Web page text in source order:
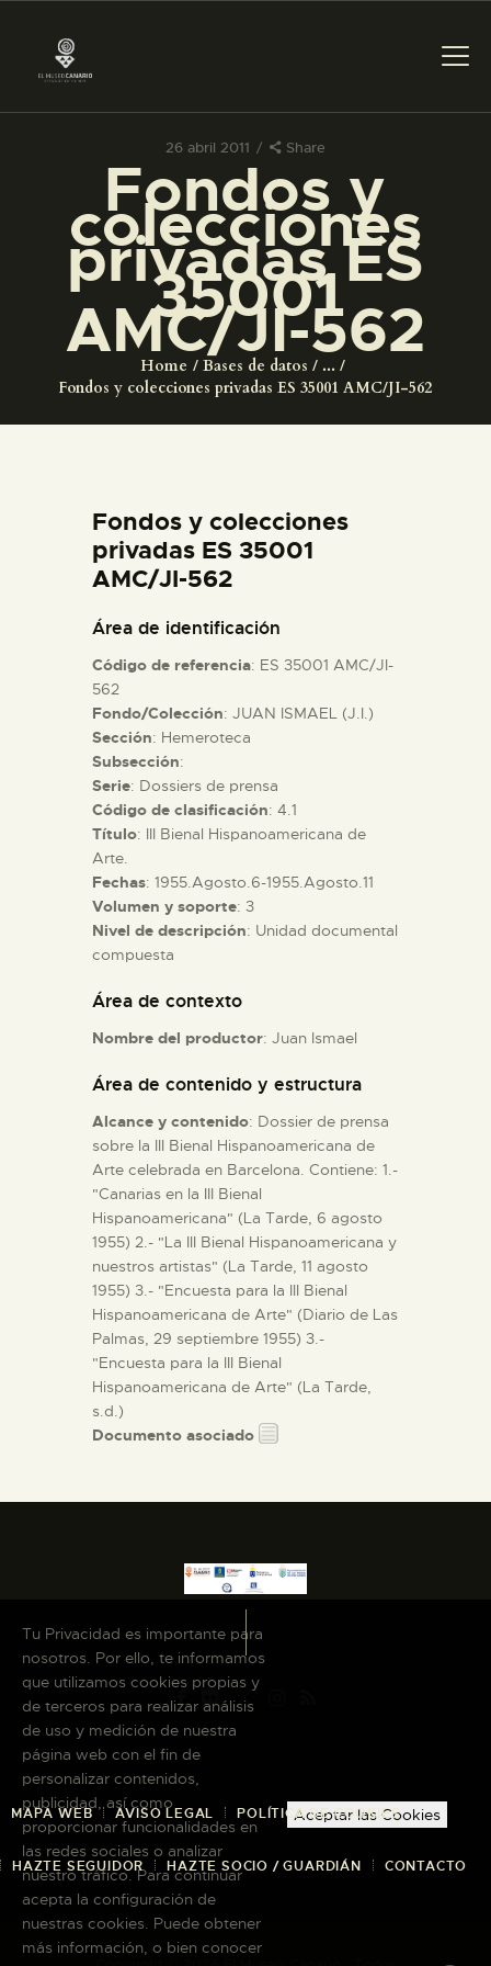
26 abril 2011 Share
Fondos y
colecciones
privadas ES
35001
AMC/JI-562
Home Bases de datos
...
Fondos y colecciones privadas ES 35001 AMC/JI-562
PREPARAR LA VISITA
ACTIVIDADES
█
EL MUSEO
DIDÁCTICA
ESPAÑOL
ACTIVIDADES
█
EL MUSEO
COLECCIONES
ESPAÑOL
Fondos y colecciones
privadas ES 35001
AMC/JI-562
Área de identificación
Código de referencia: ES 35001 AMC/JI-
562
Fondo/Colección: JUAN ISMAEL (J.I.)
Sección: Hemeroteca
Subsección:
Serie: Dossiers de prensa
Código de clasificación: 4.1
Título: III Bienal Hispanoamericana de
Arte.
Fechas: 1955.Agosto.6-1955.Agosto.11
Volumen y soporte: 3
Nivel de descripción: Unidad documental
compuesta
Área de contexto
Nombre del productor: Juan Ismael
Área de contenido y estructura
Alcance y contenido: Dossier de prensa
sobre la III Bienal Hispanoamericana de
Arte celebrada en Barcelona. Contiene: 1.-
"Canarias en la III Bienal
Hispanoamericana" (La Tarde, 6 agosto
1955) 2.- "La III Bienal Hispanoamericana y
nuestros artistas" (La Tarde, 11 agosto
1955) 3.- "Encuesta para la III Bienal
Hispanoamericana de Arte" (Diario de Las
Palmas, 29 septiembre 1955) 3.-
"Encuesta para la III Bienal
Hispanoamericana de Arte" (La Tarde,
s.d.)
Documento asociado
MAPA WEB AVISO LEGAL POLÍTICA DE COOKIES
HAZTE SEGUIDOR HAZTE SOCIO / GUARDIÁN CONTACTO
Tu Privacidad es importante para
nosotros. Por ello, te informamos
que utilizamos cookies propias y
de terceros para realizar análisis
de uso y medición de nuestra
página web con el fin de
personalizar contenidos,
publicidad, así como
proporcionar funcionalidades en
las redes sociales o analizar
nuestro tráfico. Para continuar
acepta la configuración de
nuestras cookies. Puede obtener
más información, o bien conocer
Aceptar las Cookies